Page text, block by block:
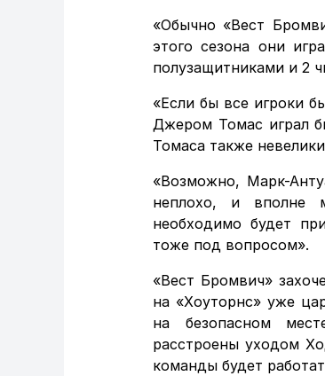
«Обычно «Вест
этого сезона они
полузащитниками и 2
«Если бы все игроки
Джером Томас играл
Томаса также
«Возможно, Марк-
неплохо, и вполне
необходимо будет
тоже под вопросом».
«Вест Бромвич»
на «Хоуторнс» уже
на безопасном
расстроены уходом
команды будет